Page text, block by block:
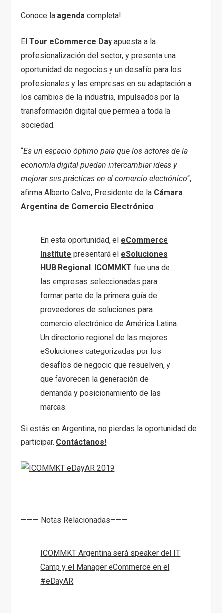
Conoce la agenda completa!
El Tour eCommerce Day apuesta a la
profesionalización del sector, y presenta una
oportunidad de negocios y un desafío para los
profesionales y las empresas en su adaptación a
los cambios de la industria, impulsados por la
transformación digital que permea a toda la
sociedad.
“Es un espacio óptimo para que los actores de la
economía digital puedan intercambiar ideas y
mejorar sus prácticas en el comercio electrónico“,
afirma Alberto Calvo, Presidente de la Cámara
Argentina de Comercio Electrónico
En esta oportunidad, el eCommerce
Institute presentará el eSoluciones
HUB Regional. ICOMMKT fue una de
las empresas seleccionadas para
formar parte de la primera guía de
proveedores de soluciones para
comercio electrónico de América Latina.
Un directorio regional de las mejores
eSoluciones categorizadas por los
desafíos de negocio que resuelven, y
que favorecen la generación de
demanda y posicionamiento de las
marcas.
Si estás en Argentina, no pierdas la oportunidad de
participar. Contáctanos!
​——— Notas Relacionadas———
ICOMMKT Argentina será speaker del IT
Camp y el Manager eCommerce en el
#eDayAR